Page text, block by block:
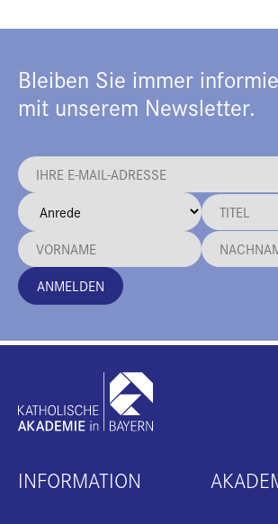
Bleiben Sie immer
mit unserem Newsletter.
ANMELDEN
INFORMATION